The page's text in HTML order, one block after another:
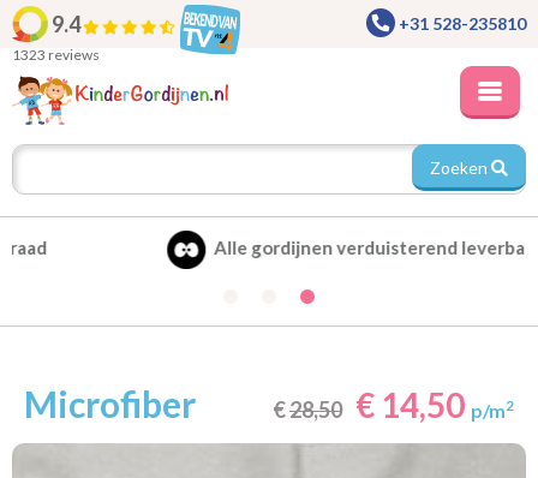
9.4
1323 reviews
+31 528-235810
Zoeken
Alle gordijnen verduisterend leverbaar
Microfiber €28,50 € 14,50 p/m2